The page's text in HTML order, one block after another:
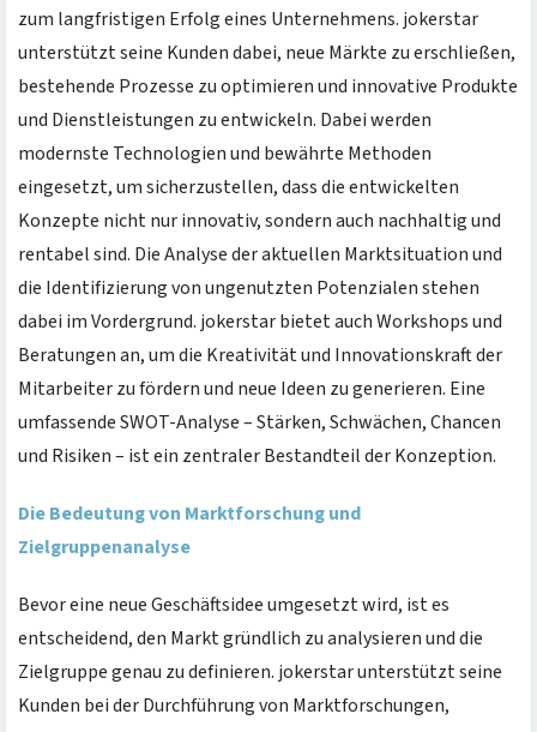
zum langfristigen Erfolg eines Unternehmens. jokerstar
unterstützt seine Kunden dabei, neue Märkte zu erschließen,
bestehende Prozesse zu optimieren und innovative Produkte
und Dienstleistungen zu entwickeln. Dabei werden
modernste Technologien und bewährte Methoden
eingesetzt, um sicherzustellen, dass die entwickelten
Konzepte nicht nur innovativ, sondern auch nachhaltig und
rentabel sind. Die Analyse der aktuellen Marktsituation und
die Identifizierung von ungenutzten Potenzialen stehen
dabei im Vordergrund. jokerstar bietet auch Workshops und
Beratungen an, um die Kreativität und Innovationskraft der
Mitarbeiter zu fördern und neue Ideen zu generieren. Eine
umfassende SWOT-Analyse – Stärken, Schwächen, Chancen
und Risiken – ist ein zentraler Bestandteil der Konzeption.
Die Bedeutung von Marktforschung und
Zielgruppenanalyse
Bevor eine neue Geschäftsidee umgesetzt wird, ist es
entscheidend, den Markt gründlich zu analysieren und die
Zielgruppe genau zu definieren. jokerstar unterstützt seine
Kunden bei der Durchführung von Marktforschungen,